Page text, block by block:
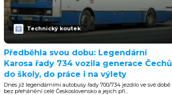
Technický koutek
Předběhla svou dobu: Legendární
Karosa řady 734 vozila generace Čechů
do školy, do práce i na výlety
Dnes již legendárními autobusy řady 700/734 jezdilo ve své době
bez přehánění celé Československo a jejich pří...